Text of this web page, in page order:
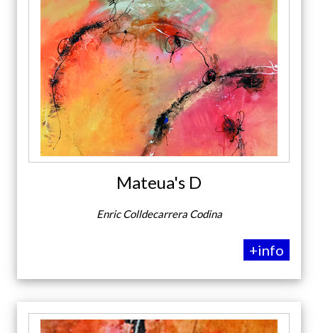
Mateua's D
Enric Colldecarrera Codina
+info